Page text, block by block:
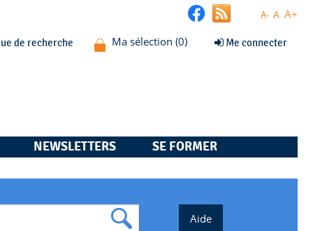
A- A A+
de recherche Me connecter
NEWSLETTERS SE FORMER